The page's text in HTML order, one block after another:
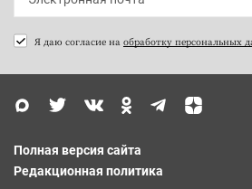
Я даю согласие на обработку персональных
Полная версия сайта
Редакционная политика